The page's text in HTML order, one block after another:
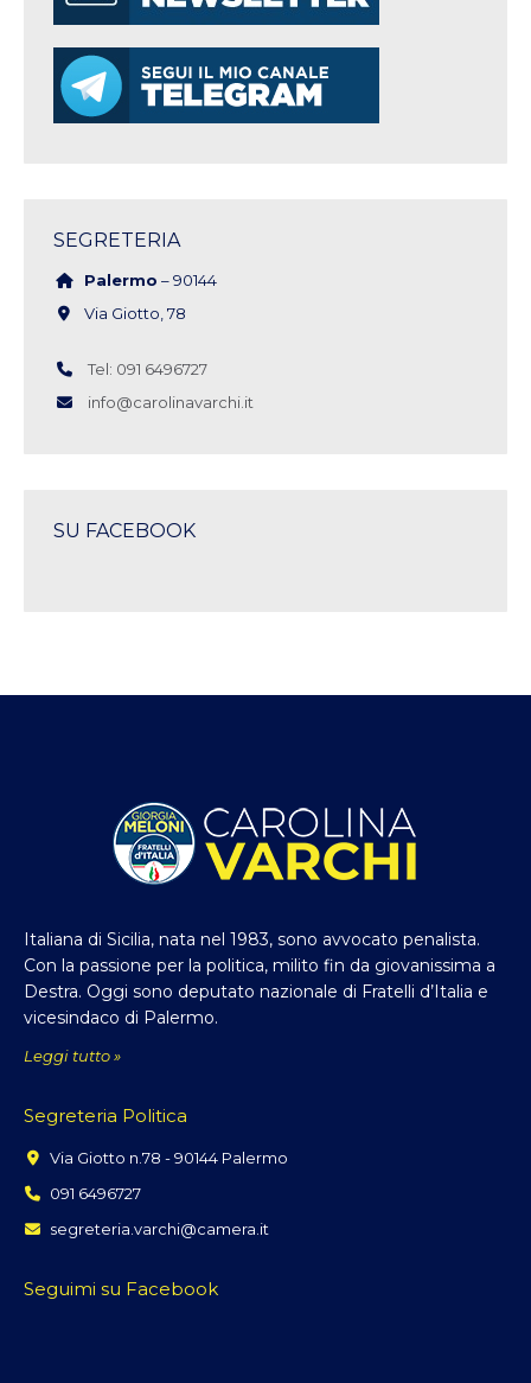
SEGRETERIA
Palermo – 90144
Via Giotto, 78
Tel: 091 6496727
info@carolinavarchi.it
SU FACEBOOK
Italiana di Sicilia, nata nel 1983, sono avvocato penalista.
Con la passione per la politica, milito fin da giovanissima a
Destra. Oggi sono deputato nazionale di Fratelli d’Italia e
vicesindaco di Palermo.
Leggi tutto »
Segreteria Politica
Via Giotto n.78 - 90144 Palermo
091 6496727
segreteria.varchi@camera.it
Seguimi su Facebook